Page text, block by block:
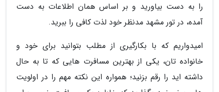
را به دست بیاورید و بر اساس همان اطلاعات به دست
آمده، در تور مشهد مدنظر خود لذت کافی را ببرید.
امیدواریم که با بکارگیری از مطلب بتوانید برای خود و
خانواده تان، یکی از بهترین مسافرت هایی که تا به حال
داشته اید را رقم بزنید؛ همواره این نکته مهم را در اولویت